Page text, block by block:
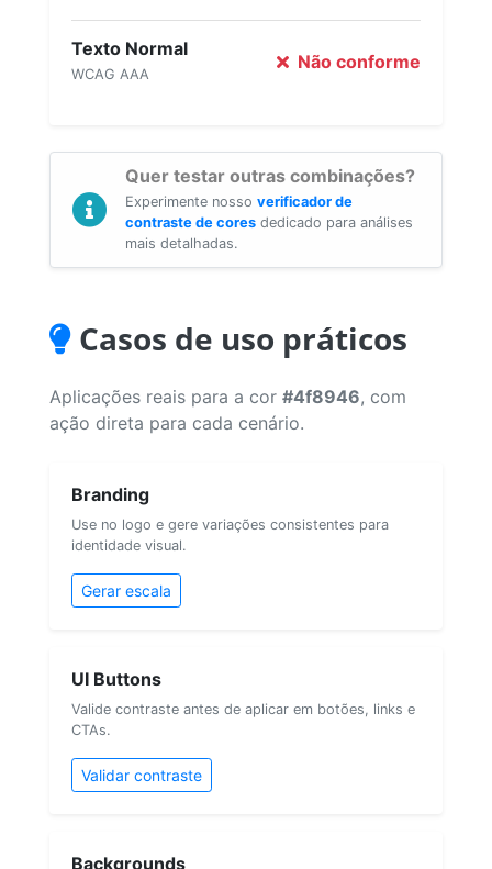
Texto Normal
WCAG AAA
Não conforme
Quer testar outras combinações?
Experimente nosso verificador de
contraste de cores dedicado para análises
mais detalhadas.
Casos de uso práticos
Aplicações reais para a cor #4f8946, com
ação direta para cada cenário.
Branding
Use no logo e gere variações consistentes para
identidade visual.
Gerar escala
UI Buttons
Valide contraste antes de aplicar em botões, links e
CTAs.
Validar contraste
Backgrounds